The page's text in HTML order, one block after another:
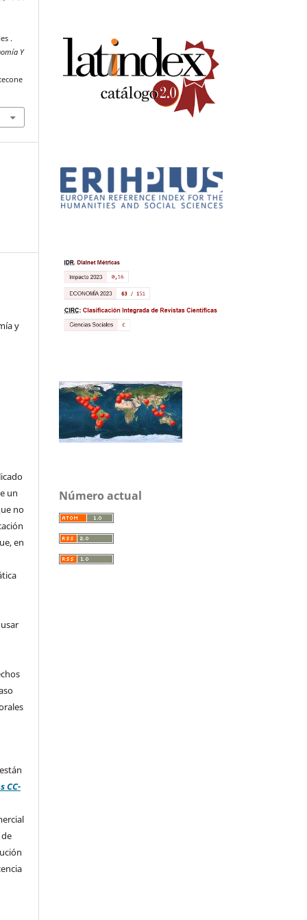
.
Y
y
un
no
en
CC-
Número actual